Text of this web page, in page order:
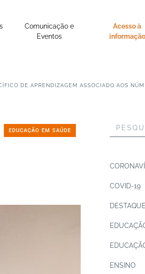
Comunicação e
Eventos
Acesso à
informação
DE APRENDIZAGEM ASSOCIADO AOS
EDUCAÇÃO EM SAÚDE
COVID-19
DESTAQUE
ENSINO